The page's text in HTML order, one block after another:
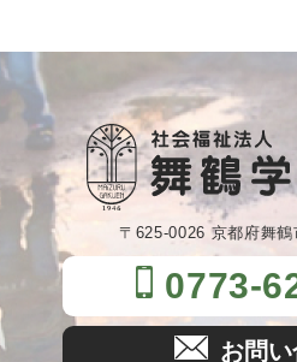
〒625-0026 京都府舞
0773-
お問